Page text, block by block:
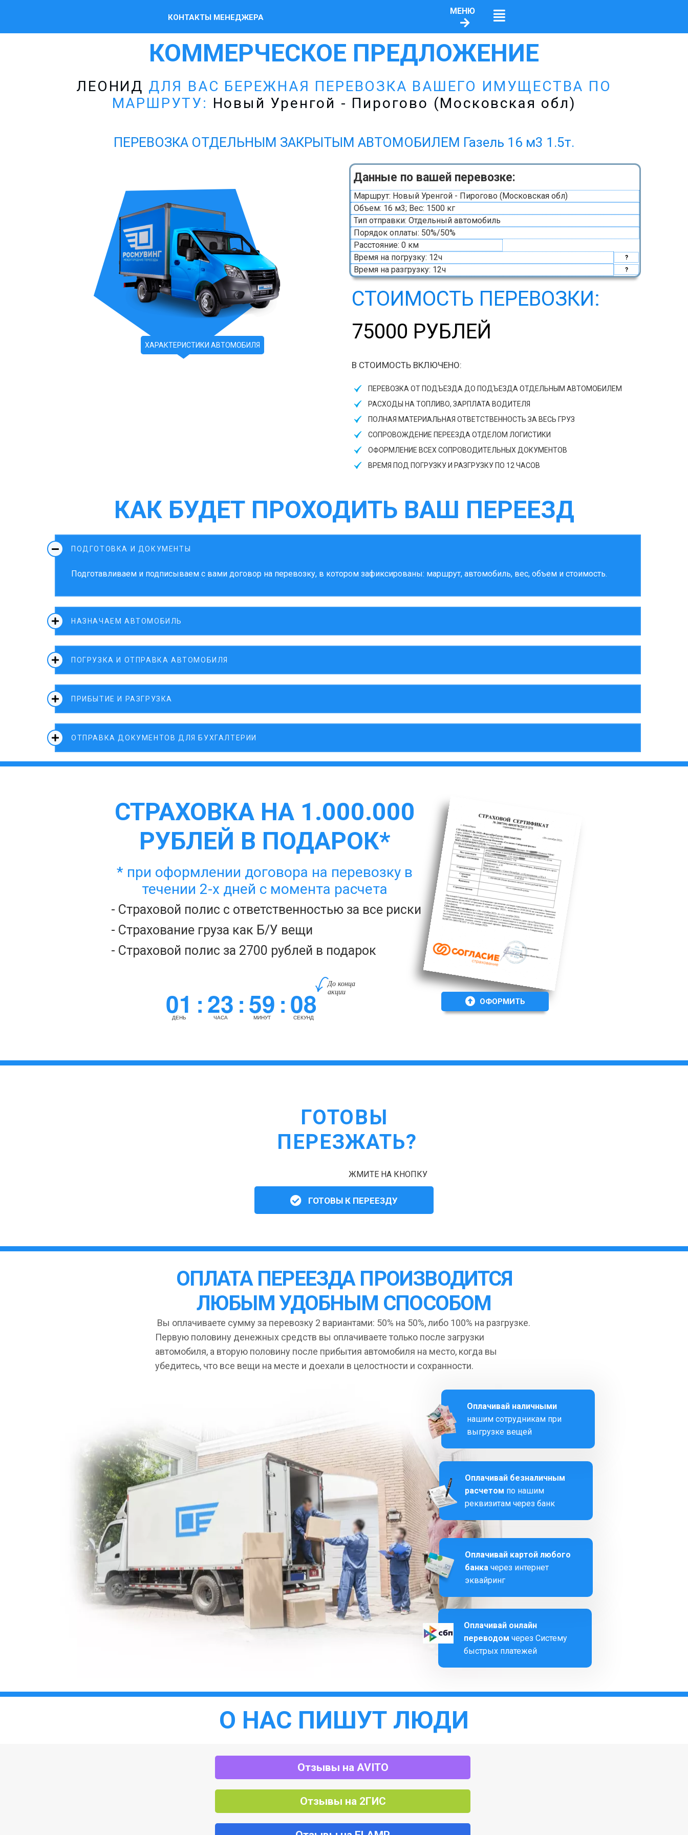
КОНТАКТЫ МЕНЕДЖЕРА
МЕНЮ
КОММЕРЧЕСКОЕ ПРЕДЛОЖЕНИЕ
ЛЕОНИД ДЛЯ ВАС БЕРЕЖНАЯ ПЕРЕВОЗКА ВАШЕГО ИМУЩЕСТВА ПО
МАРШРУТУ: Новый Уренгой - Пирогово (Московская обл)
ПЕРЕВОЗКА ОТДЕЛЬНЫМ ЗАКРЫТЫМ АВТОМОБИЛЕМ Газель 16 м3 1.5т.
ХАРАКТЕРИСТИКИ АВТОМОБИЛЯ
Данные по вашей перевозке:
Маршрут: Новый Уренгой - Пирогово (Московская обл)
Объем: 16 м3; Вес: 1500 кг
Тип отправки: Отдельный автомобиль
Порядок оплаты: 50%/50%
Расстояние: 0 км
Время на погрузку: 12ч
?
Время на разгрузку: 12ч ?
СТОИМОСТЬ ПЕРЕВОЗКИ:
75000 РУБЛЕЙ
В СТОИМОСТЬ ВКЛЮЧЕНО:
ПЕРЕВОЗКА ОТ ПОДЪЕЗДА ДО ПОДЪЕЗДА ОТДЕЛЬНЫМ АВТОМОБИЛЕМ
РАСХОДЫ НА ТОПЛИВО, ЗАРПЛАТА ВОДИТЕЛЯ
ПОЛНАЯ МАТЕРИАЛЬНАЯ ОТВЕТСТВЕННОСТЬ ЗА ВЕСЬ ГРУЗ
СОПРОВОЖДЕНИЕ ПЕРЕЕЗДА ОТДЕЛОМ ЛОГИСТИКИ
ОФОРМЛЕНИЕ ВСЕХ СОПРОВОДИТЕЛЬНЫХ ДОКУМЕНТОВ
ВРЕМЯ ПОД ПОГРУЗКУ И РАЗГРУЗКУ ПО 12 ЧАСОВ
КАК БУДЕТ ПРОХОДИТЬ ВАШ ПЕРЕЕЗД
ПОДГОТОВКА И ДОКУМЕНТЫ
Подготавливаем и подписываем с вами договор на перевозку, в котором зафиксированы: маршрут, автомобиль, вес, объем и стоимость.
НАЗНАЧАЕМ АВТОМОБИЛЬ
ПОГРУЗКА И ОТПРАВКА АВТОМОБИЛЯ
ПРИБЫТИЕ И РАЗГРУЗКА
ОТПРАВКА ДОКУМЕНТОВ ДЛЯ БУХГАЛТЕРИИ
СТРАХОВКА НА 1.000.000
РУБЛЕЙ В ПОДАРОК*
* при оформлении договора на перевозку в
течении 2-х дней с момента расчета
- Страховой полис с ответственностью за все риски
- Страхование груза как Б/У вещи
- Страховой полис за 2700 рублей в подарок
ОФОРМИТЬ
До конца
акции
01:
ДЕНЬ 23:
ЧАСА 59:
МИНУТ 07
СЕКУНД
ГОТОВЫ
ПЕРЕЗЖАТЬ?
ЖМИТЕ НА КНОПКУ
ГОТОВЫ К ПЕРЕЕЗДУ
ОПЛАТА ПЕРЕЕЗДА ПРОИЗВОДИТСЯ
ЛЮБЫМ УДОБНЫМ СПОСОБОМ
Вы оплачиваете сумму за перевозку 2 вариантами: 50% на 50%, либо 100% на разгрузке.
Первую половину денежных средств вы оплачиваете только после загрузки
автомобиля, а вторую половину после прибытия автомобиля на место, когда вы
убедитесь, что все вещи на месте и доехали в целостности и сохранности.
Оплачивай онлайн
переводом через Систему
быстрых платежей
Оплачивай картой любого
банкачерез интернет
эквайринг
Оплачивай безналичным
расчетом по нашим
реквизитам через банк
Оплачивай наличными
нашим сотрудникам при
выгрузке вещей
О НАС ПИШУТ ЛЮДИ
Отзывы на AVITO
Отзывы на 2ГИС